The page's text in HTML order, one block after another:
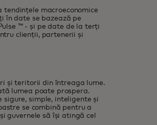
tendințele macroeconomice
în date se bazează pe
™ - și pe date de la terți
clienții, partenerii și
și teritorii din întreaga lume.
lumea poate prospera.
simple, inteligente și
se combină pentru a
guvernele să își atingă cel